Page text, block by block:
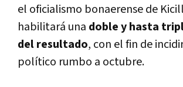
el oficialismo bonaerense de
habilitará una doble y hasta
del resultado, con el fin de
político rumbo a octubre.